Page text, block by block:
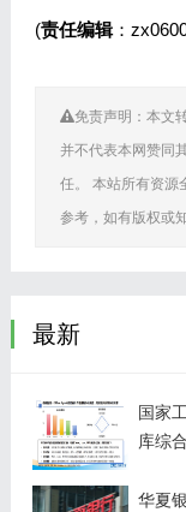
(责任编辑：
免责声明：本文
并不代表本网赞同
任。 本站所有资源
参考，如有版权或
最新
国家
库综
华夏